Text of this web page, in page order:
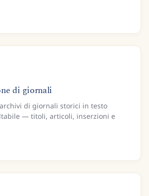
di giornali
di giornali storici in testo
— titoli, articoli, inserzioni e